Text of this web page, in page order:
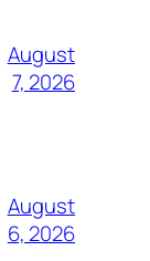
August
7, 2026
August
6, 2026